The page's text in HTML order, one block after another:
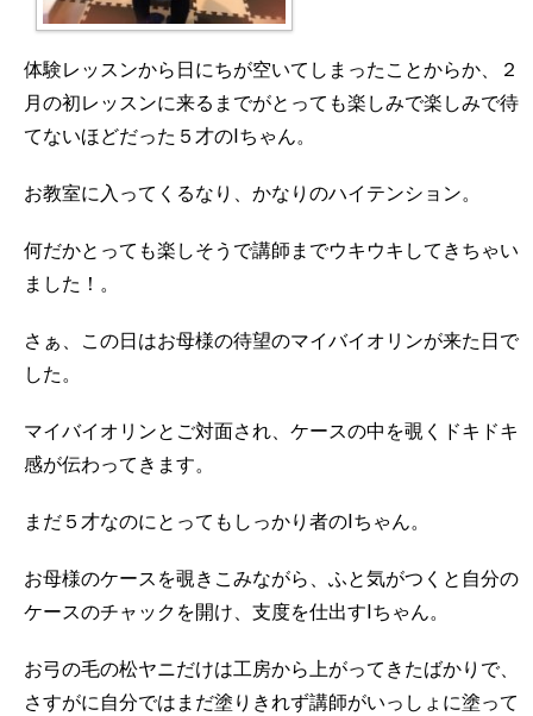
体験レッスンから日にちが空いてしまったことからか、２
月の初レッスンに来るまでがとっても楽しみで楽しみで待
てないほどだった５才のIちゃん。
お教室に入ってくるなり、かなりのハイテンション。
何だかとっても楽しそうで講師までウキウキしてきちゃい
ました！。
さぁ、この日はお母様の待望のマイバイオリンが来た日で
した。
マイバイオリンとご対面され、ケースの中を覗くドキドキ
感が伝わってきます。
まだ５才なのにとってもしっかり者のIちゃん。
お母様のケースを覗きこみながら、ふと気がつくと自分の
ケースのチャックを開け、支度を仕出すIちゃん。
お弓の毛の松ヤニだけは工房から上がってきたばかりで、
さすがに自分ではまだ塗りきれず講師がいっしょに塗って